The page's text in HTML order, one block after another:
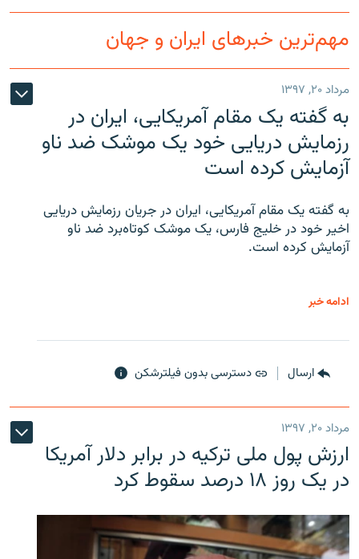
مهم‌ترین خبرهای ایران و جهان
مرداد ۲۰, ۱۳۹۷
به گفته یک مقام آمریکایی، ایران در
رزمایش دریایی خود یک موشک ضد ناو
آزمایش کرده است
به گفته یک مقام آمریکایی، ایران در جریان رزمایش دریایی
اخیر خود در خلیج فارس، یک موشک کوتاه‌برد ضد ناو
آزمایش کرده است.
ادامه خبر
ارسال دسترسی بدون فیلترشکن
مرداد ۲۰, ۱۳۹۷
ارزش پول ملی ترکیه در برابر دلار آمریکا
در یک روز ۱۸ درصد سقوط کرد